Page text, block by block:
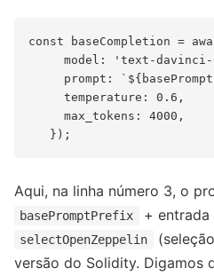
const baseCompletion =
model: 'text-davinci-
prompt:
     temperature: 0.6,
     max_tokens: 4000,
Aqui, na linha número 3, o
basePromptPrefix + entrada
selectOpenZeppelin
versão do Solidity. Digamos